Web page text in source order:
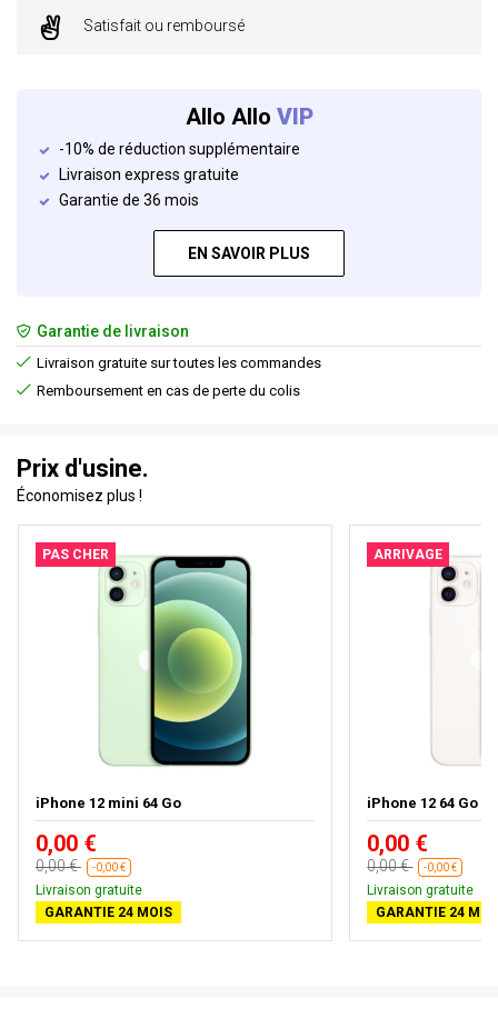
Satisfait ou remboursé
Allo Allo VIP
-10% de réduction supplémentaire
Livraison express gratuite
Garantie de 36 mois
EN SAVOIR PLUS
Garantie de livraison
Livraison gratuite sur toutes les commandes
Remboursement en cas de perte du colis
Prix d'usine.
Économisez plus !
PAS CHER
iPhone 12 mini 64 Go
0,00 €
0,00 € -0,00 €
Livraison gratuite
GARANTIE 24 MOIS
ARRIVAGE
iPhone 12 64 Go
0,00 €
0,00 € -0,00 €
Livraison gratuite
GARANTIE 24